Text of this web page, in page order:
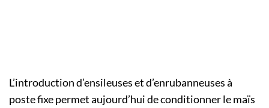
L’introduction d’ensileuses et d’enrubanneuses à
poste fixe permet aujourd’hui de conditionner le maïs